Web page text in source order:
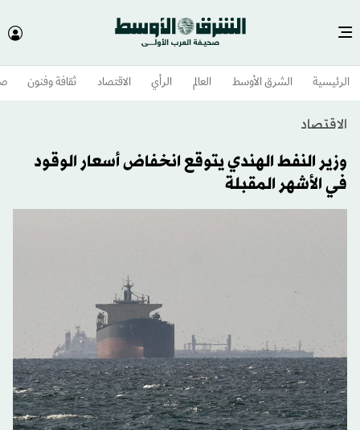
الرئيسية الشرق الأوسط​ العالم الرأي الاقتصاد ثقافة وفنون
الاقتصاد
وزير النفط الهندي يتوقع انخفاض أسعار الوقود
في الأشهر المقبلة